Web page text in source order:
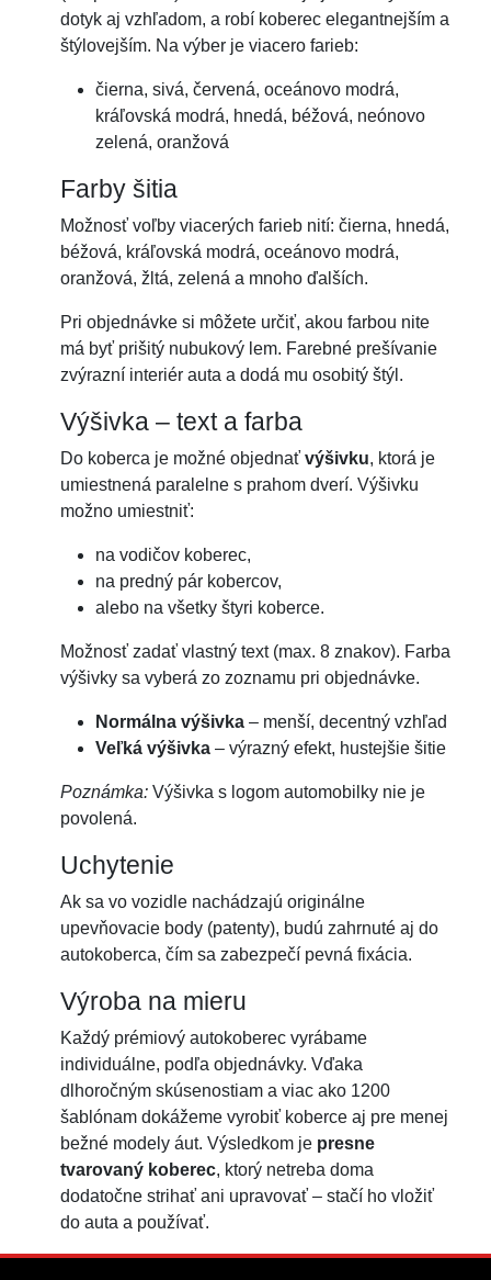
dotyk aj vzhľadom, a robí koberec elegantnejším a
štýlovejším. Na výber je viacero farieb:
čierna, sivá, červená, oceánovo modrá,
kráľovská modrá, hnedá, béžová, neónovo
zelená, oranžová
Farby šitia
Možnosť voľby viacerých farieb nití: čierna, hnedá,
béžová, kráľovská modrá, oceánovo modrá,
oranžová, žltá, zelená a mnoho ďalších.
Pri objednávke si môžete určiť, akou farbou nite
má byť prišitý nubukový lem. Farebné prešívanie
zvýrazní interiér auta a dodá mu osobitý štýl.
Výšivka – text a farba
Do koberca je možné objednať výšivku, ktorá je
umiestnená paralelne s prahom dverí. Výšivku
možno umiestniť:
na vodičov koberec,
na predný pár kobercov,
alebo na všetky štyri koberce.
Možnosť zadať vlastný text (max. 8 znakov). Farba
výšivky sa vyberá zo zoznamu pri objednávke.
Normálna výšivka– menší, decentný vzhľad
Veľká výšivka– výrazný efekt, hustejšie šitie
Poznámka:Výšivka s logom automobilky nie je
povolená.
Uchytenie
Ak sa vo vozidle nachádzajú originálne
upevňovacie body (patenty), budú zahrnuté aj do
autokoberca, čím sa zabezpečí pevná fixácia.
Výroba na mieru
Každý prémiový autokoberec vyrábame
individuálne, podľa objednávky. Vďaka
dlhoročným skúsenostiam a viac ako 1200
šablónam dokážeme vyrobiť koberce aj pre menej
bežné modely áut. Výsledkom je presne
tvarovaný koberec, ktorý netreba doma
dodatočne strihať ani upravovať – stačí ho vložiť
do auta a používať.